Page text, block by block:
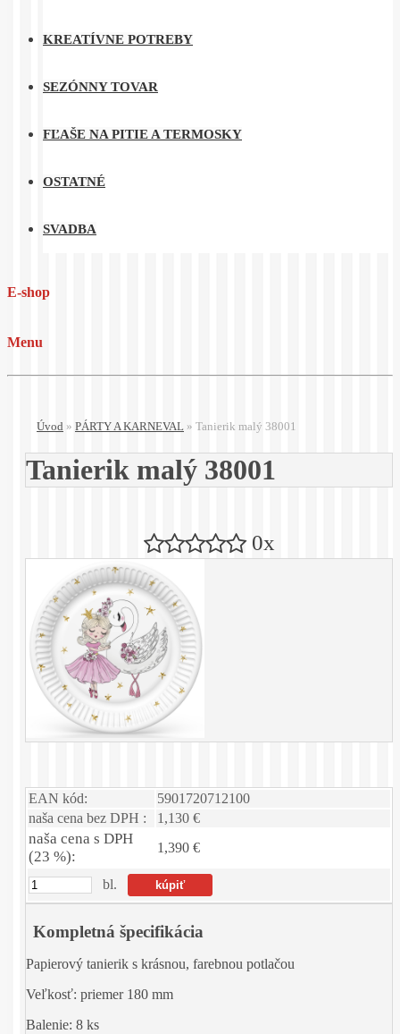
KREATÍVNE POTREBY
SEZÓNNY TOVAR
FĽAŠE NA PITIE A TERMOSKY
OSTATNÉ
SVADBA
E-shop
Menu
Úvod » PÁRTY A KARNEVAL » Tanierik malý 38001
Tanierik malý 38001
0x
EAN kód:
5901720712100
naša cena bez DPH :
1,130 €
naša cena s DPH
(23 %):
1,390 €
bl.
Kompletná špecifikácia
Papierový tanierik s krásnou, farebnou potlačou
Veľkosť: priemer 180 mm
Balenie: 8 ks